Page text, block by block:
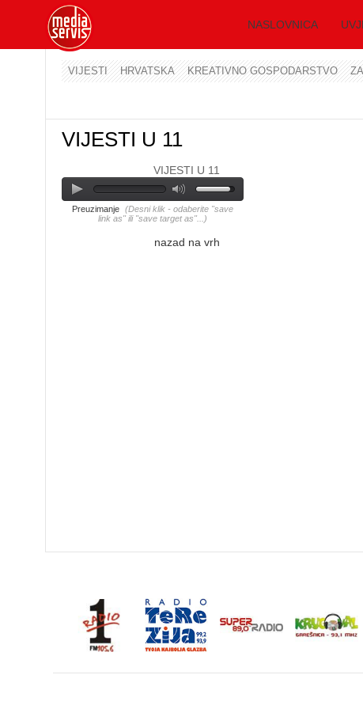
NASLOVNICA
VIJESTI HRVATSKA KREATIVNO GOSPODARSTVO
VIJESTI U 11
VIJESTI U 11
Preuzimanje (Desni klik - odaberite "save
link as" ili "save target as"...)
nazad na vrh